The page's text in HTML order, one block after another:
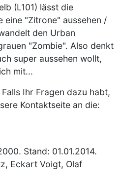
(L101) lässt die
eine "Zitrone" aussehen /
den Urban
"Zombie". Also denkt
super aussehen wollt,
mit...
Ihr Fragen dazu habt,
Kontaktseite an die:
Stand: 01.01.2014.
Eckart Voigt, Olaf